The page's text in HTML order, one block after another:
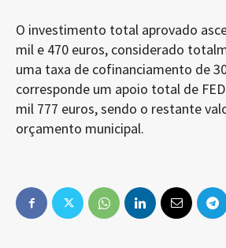
O investimento total aprovado
mil e 470 euros, considerado
uma taxa de cofinanciamento de
corresponde um apoio total de
mil 777 euros, sendo o restante
orçamento municipal.